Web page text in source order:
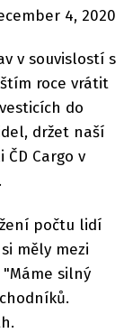
4, 2020
v souvislostí s
roce vrátit
do
držet naší
Cargo v
počtu lidí
měly mezi
silný